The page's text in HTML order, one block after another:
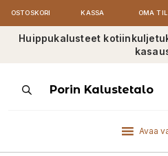
OSTOSKORI KASSA OMA TILI
Huippukalusteet
ProductsPorin Kalustetalo
Avaa